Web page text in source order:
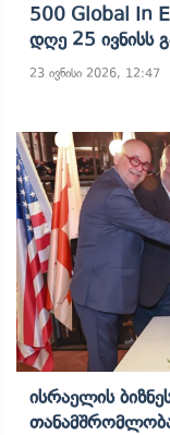
500 Global In
Დღე 25 Ივნისს
23 ივნისი 2026, 12:47
Ისრაელის